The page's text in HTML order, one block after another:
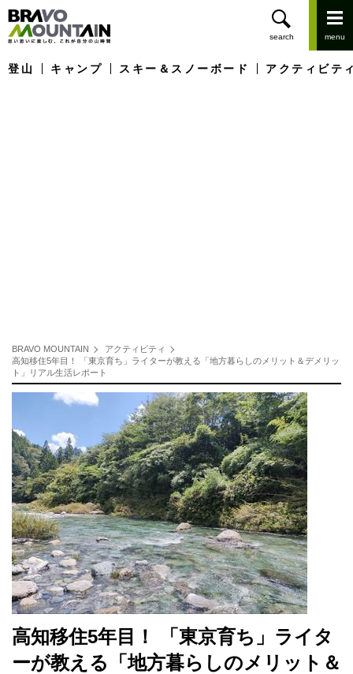
登山 キャンプ スキー＆スノーボード アクティビテ
BRAVO MOUNTAIN
アクティビティ
高知移住5年目！ 「東京育ち」ライターが教える「地方暮らしのメリット＆デメリッ
ト」リアル生活レポート
高知移住5年目！ 「東京育ち」ライタ
ーが教える「地方暮らしのメリット＆